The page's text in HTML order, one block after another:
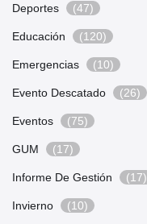
Deportes (47)
Educación (120)
Emergencias (10)
Evento Descatado (26)
Eventos (75)
GUM (17)
Informe De Gestión (17)
Invierno (10)